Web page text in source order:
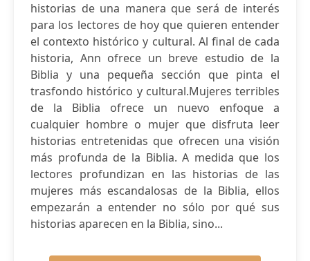
historias de una manera que será de interés
para los lectores de hoy que quieren entender
el contexto histórico y cultural. Al final de cada
historia, Ann ofrece un breve estudio de la
Biblia y una pequeña sección que pinta el
trasfondo histórico y cultural.Mujeres terribles
de la Biblia ofrece un nuevo enfoque a
cualquier hombre o mujer que disfruta leer
historias entretenidas que ofrecen una visión
más profunda de la Biblia. A medida que los
lectores profundizan en las historias de las
mujeres más escandalosas de la Biblia, ellos
empezarán a entender no sólo por qué sus
historias aparecen en la Biblia, sino...